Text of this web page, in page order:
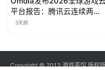
文
(
中
)
平台报告：腾讯云连续两年
入选“领导者”象限
3天前
Copyright © 2013 游戏茶馆 版权